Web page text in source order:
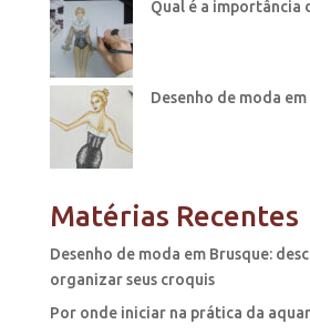
Qual é a importância
Desenho de moda em
Matérias Recentes
Desenho de moda em Brusque:
organizar seus croquis
Por onde iniciar na prática da